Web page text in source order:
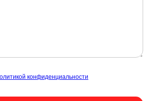
конфиденциальности